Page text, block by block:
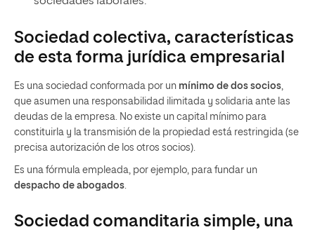
Sociedad colectiva, características
de esta forma jurídica empresarial
Es una sociedad conformada por un mínimo de dos socios,
que asumen una responsabilidad ilimitada y solidaria ante las
deudas de la empresa. No existe un capital mínimo para
constituirla y la transmisión de la propiedad está restringida (se
precisa autorización de los otros socios).
Es una fórmula empleada, por ejemplo, para fundar un
despacho de abogados.
Sociedad comanditaria simple, una